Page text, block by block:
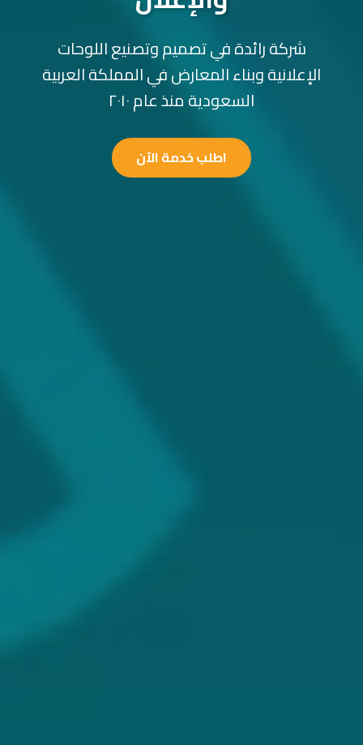
شركة رائدة في تصميم وتصنيع اللوحات
الإعلانية وبناء المعارض في المملكة العربية
السعودية منذ عام ٢٠١٠
اطلب خدمة الآن